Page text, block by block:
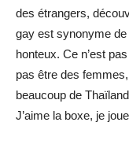
des étrangers,
gay est synonyme
honteux. Ce n’est
pas être des
beaucoup de
J’aime la boxe, je